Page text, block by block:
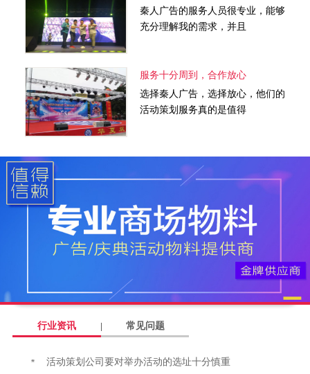
秦人广告的服务人员很专业，能够
充分理解我的需求，并且
服务十分周到，合作放心
选择秦人广告，选择放心，他们的
活动策划服务真的是值得
行业资讯 常见问题
活动策划公司要对举办活动的选址十分慎重